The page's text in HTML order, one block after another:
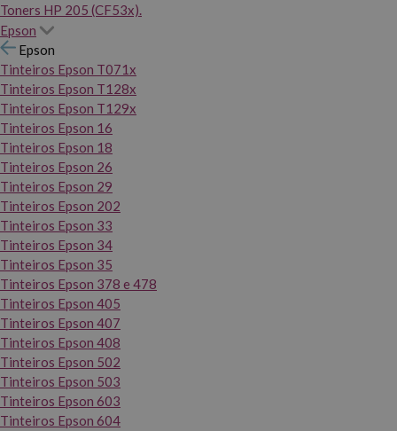
Toners HP 205 (CF53x).
Epson
Epson
Tinteiros Epson T071x
Tinteiros Epson T128x
Tinteiros Epson T129x
Tinteiros Epson 16
Tinteiros Epson 18
Tinteiros Epson 26
Tinteiros Epson 29
Tinteiros Epson 202
Tinteiros Epson 33
Tinteiros Epson 34
Tinteiros Epson 35
Tinteiros Epson 378 e 478
Tinteiros Epson 405
Tinteiros Epson 407
Tinteiros Epson 408
Tinteiros Epson 502
Tinteiros Epson 503
Tinteiros Epson 603
Tinteiros Epson 604